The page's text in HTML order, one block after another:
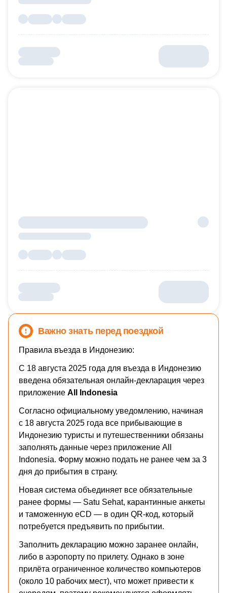
Важно знать перед поездкой
Правила въезда в Индонезию:
С 18 августа 2025 года для въезда в Индонезию
введена обязательная онлайн-декларация через
приложение All Indonesia
Согласно официальному уведомлению, начиная
с 18 августа 2025 года все прибывающие в
Индонезию туристы и путешественники обязаны
заполнять данные через приложение All
Indonesia. Форму можно подать не ранее чем за 3
дня до прибытия в страну.
Новая система объединяет все обязательные
ранее формы — Satu Sehat, карантинные анкеты
и таможенную eCD — в один QR-код, который
потребуется предъявить по прибытии.
Заполнить декларацию можно заранее онлайн,
либо в аэропорту по прилету. Однако в зоне
прилёта ограниченное количество компьютеров
(около 10 рабочих мест), что может привести к